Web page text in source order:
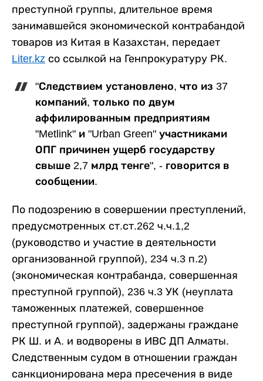
преступной группы, длительное время
занимавшейся экономической контрабандой
товаров из Китая в Казахстан, передает
Liter.kz со ссылкой на Генпрокуратуру РК.
"Следствием установлено, что из 37
компаний, только по двум
аффилированным предприятиям
"Metlink" и "Urban Green" участниками
ОПГ причинен ущерб государству
свыше 2,7 млрд тенге", - говорится в
сообщении.
По подозрению в совершении преступлений,
предусмотренных ст.ст.262 ч.ч.1,2
(руководство и участие в деятельности
организованной группой), 234 ч.3 п.2)
(экономическая контрабанда, совершенная
преступной группой), 236 ч.3 УК (неуплата
таможенных платежей, совершенное
преступной группой), задержаны граждане
РК Ш. и А. и водворены в ИВС ДП Алматы.
Следственным судом в отношении граждан
санкционирована мера пресечения в виде